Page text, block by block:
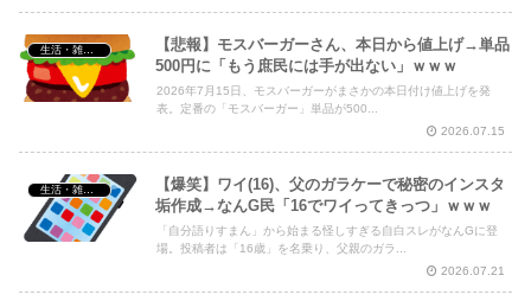
【悲報】モスバーガーさん、本日から値上げ→単品
500円に「もう庶民には手が出ない」ｗｗｗ
2026年7月15日、モスバーガーがまさかの本日付け値上げを発
表。定番の「モスバーガー」単品が500...
2026.07.15
【爆笑】ワイ(16)、父のガラケーで秘密のインスタ
垢作成→なんG民「16でワイってきっつ」ｗｗｗ
「自分語りすまん」から始まる怪しすぎる自白スレがなんGに登
場。投稿者は「16歳」を名乗り、父親のガラ...
2026.07.21